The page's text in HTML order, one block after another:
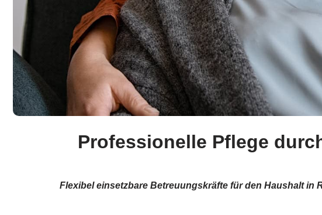
Professionelle Pflege
Flexibel einsetzbare Betreuungskräfte für den Haushalt in